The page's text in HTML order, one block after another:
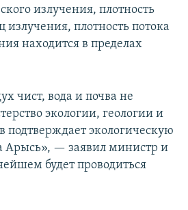
излучения, плотность
излучения, плотность потока
находится в пределах
чист, вода и почва не
экологии, геологии и
подтверждает экологическую
Арысь», — заявил министр и
будет проводиться